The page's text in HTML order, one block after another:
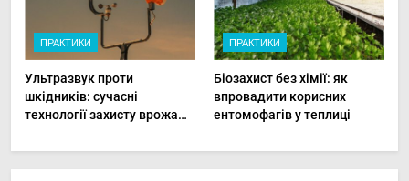
ПРАКТИКИ
Ультразвук проти
шкідників: сучасні
технології захисту врожаю
ПРАКТИКИ
Біозахист без хімії: як
впровадити корисних
ентомофагів у теплиці